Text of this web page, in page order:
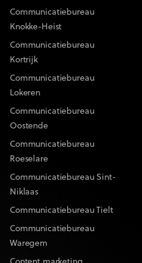
Communicatiebureau
Knokke-Heist
Communicatiebureau
Kortrijk
Communicatiebureau
Lokeren
Communicatiebureau
Oostende
Communicatiebureau
Roeselare
Communicatiebureau Sint-
Niklaas
Communicatiebureau Tielt
Communicatiebureau
Waregem